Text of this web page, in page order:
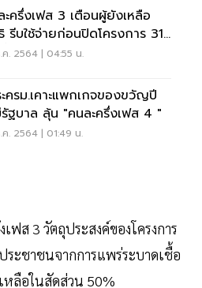
ะครึ่งเฟส 3 เตือนผู้ยังเหลือ
รีบใช้จ่ายก่อนปิดโครงการ 31
ค. 2564 | 04:55 น.
ะครม.เคาะแพกเกจของขวัญปี
รัฐบาล ลุ้น "คนละครึ่งเฟส 4 "
ค. 2564 | 01:49 น.
ฟส 3 วัตถุประสงค์ของโครงการ
ระชาชนจากการแพร่ระบาดเชื้อ
หลือในสัดส่วน 50%